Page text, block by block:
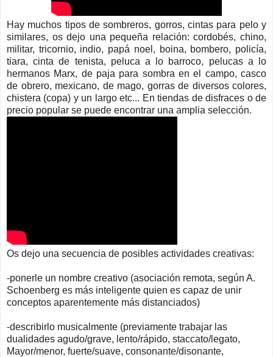
Hay muchos tipos de sombreros, gorros, cintas para pelo y
similares, os dejo una pequeña relación: cordobés, chino,
militar, tricornio, indio, papá noel, boina, bombero, policía,
tiara, cinta de tenista, peluca a lo barroco, pelucas a lo
hermanos Marx, de paja para sombra en el campo, casco
de obrero, mexicano, de mago, gorras de diversos colores,
chistera (copa) y un largo etc... En tiendas de disfraces o de
precio popular se puede encontrar una amplia selección.
Os dejo una secuencia de posibles actividades creativas:
-ponerle un nombre creativo (asociación remota, según A.
Schoenberg es más inteligente quien es capaz de unir
conceptos aparentemente más distanciados)
-describirlo musicalmente (previamente trabajar las
dualidades agudo/grave, lento/rápido, staccato/legato,
Mayor/menor, fuerte/suave, consonante/disonante,